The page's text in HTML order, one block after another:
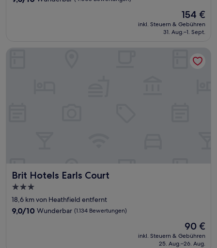
Der
Preis
beträgt
154 €
inkl. Steuern & Gebühren
31. Aug.–1. Sept.
Brit Hotels Earls Court
Brit Hotels Earls Court
3.0-
Sterne-
Unterkunft
18,6 km von Heathfield entfernt
9.0
9,0/10 Wunderbar (1.134 Bewertungen)
Der
Preis
beträgt
90 €
inkl. Steuern & Gebühren
25. Aug.–26. Aug.